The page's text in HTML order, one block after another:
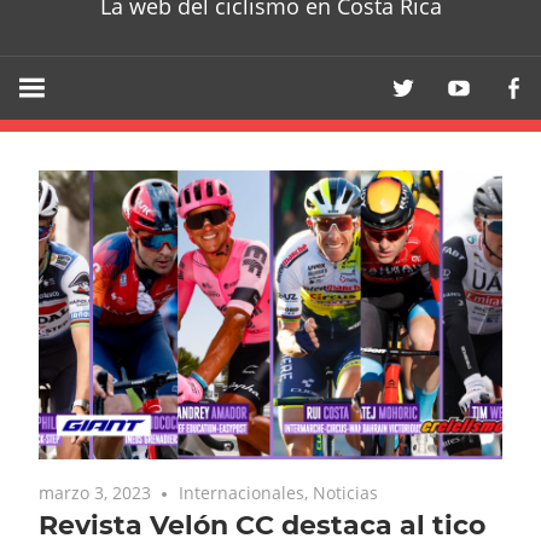
La web del ciclismo en Costa Rica
marzo 3, 2023 Internacionales, Noticias
Revista Velón CC destaca al tico